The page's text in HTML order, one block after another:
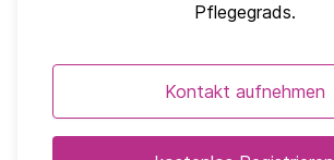
Pflegegrads.
Kontakt aufnehmen